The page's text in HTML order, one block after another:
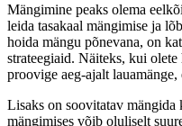
Mängimine peaks olema
leida tasakaal mängimise ja
hoida mängu põnevana, on
strateegiaid. Näiteks, kui
proovige aeg-ajalt
Lisaks on soovitatav mängida
mängimises võib oluliselt